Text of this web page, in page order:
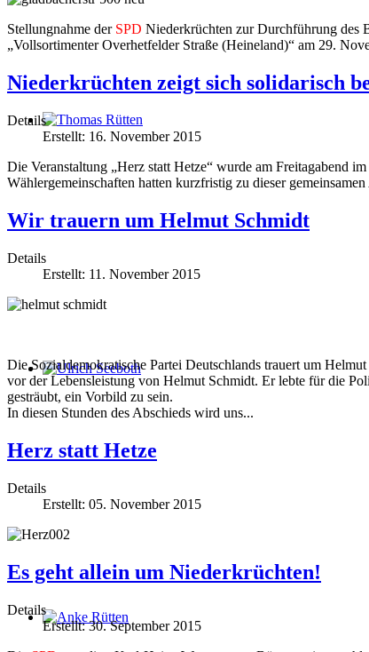
Thomas Rütten
Ulrich Seeboth
Anke Rütten
Stellungnahme der SPD Niederkrüchten zur Durchführung des
„Vollsortimenter Overhetfelder Straße (Heineland)“ am 29.
Niederkrüchten zeigt sich solidarisch
Details
Erstellt: 16. November 2015
Die Veranstaltung „Herz statt Hetze“ wurde am Freitagabend
Wählergemeinschaften hatten kurzfristig zu dieser
Wir trauern um Helmut Schmidt
Details
Erstellt: 11. November 2015
Die Sozialdemokratische Partei Deutschlands trauert um
vor der Lebensleistung von Helmut Schmidt. Er lebte für die
gesträubt, ein Vorbild zu sein.
In diesen Stunden des Abschieds wird uns...
Herz statt Hetze
Details
Erstellt: 05. November 2015
Es geht allein um Niederkrüchten!
Details
Erstellt: 30. September 2015